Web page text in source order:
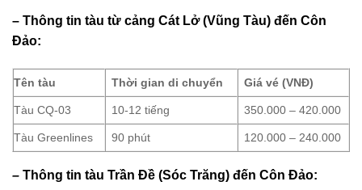
– Thông tin tàu từ cảng Cát Lở (Vũng Tàu) đến Côn
Đảo:
Tên tàu Thời gian di chuyển Giá vé (VNĐ)
Tàu CQ-03 10-12 tiếng 350.000 – 420.000
Tàu Greenlines 90 phút 120.000 – 240.000
– Thông tin tàu Trần Đề (Sóc Trăng) đến Côn Đảo: